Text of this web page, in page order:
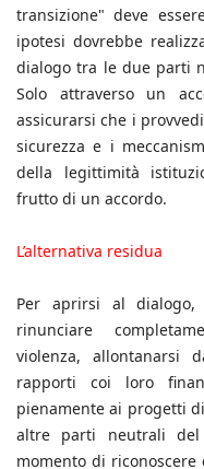
transizione" deve
ipotesi dovrebbe
dialogo tra le due parti
Solo attraverso un
assicurarsi che i
sicurezza e i
della legittimità
frutto di un accordo.
L’alternativa residua
Per aprirsi al
rinunciare
violenza, allontanarsi
rapporti coi loro
pienamente ai progetti
altre parti neutrali
momento di